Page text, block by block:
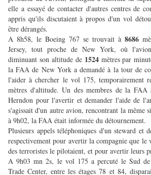
elle a essayé de contacter d'autres centres de
appris qu'ils discutaient à propos d'un vol
être dérangés.
A 8h58, le Boeing 767 se trouvait à 8686
Jersey, tout proche de New York, où
diminuant son altitude de 1524 mètres par
la FAA de New York a demandé à la tour de
l'aider à chercher le vol 175, temporairement
mètres d'altitude. Un des membres de la FAA
Herndon pour l'avertir et demander l'aide de
s'agissait d'un autre avion, rencontrant la même
à 9h02, la FAA était informée du détournement.
Plusieurs appels téléphoniques d'un steward et
respectivement pour avertir la compagnie que le
des terroristes le pilotaient, et pour avertir leurs
A 9h03 mn 2s, le vol 175 a percuté le Sud
Trade Center, entre les étages 78 et 84,